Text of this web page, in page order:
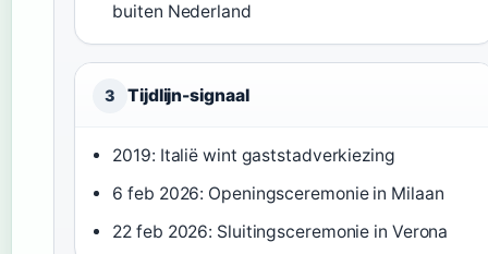
buiten Nederland
3 Tijdlijn-signaal
2019: Italië wint gaststadverkiezing
6 feb 2026: Openingsceremonie in Milaan
22 feb 2026: Sluitingsceremonie in Verona